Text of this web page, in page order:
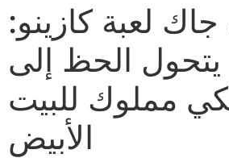
جاك لعبة كازينو:
يتحول الحظ إلى
مملوك للبيت
الأبيض